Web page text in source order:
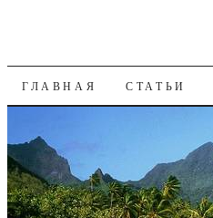
К СОДЕРЖАНИЮ
ГЛАВНАЯ СТАТЬИ